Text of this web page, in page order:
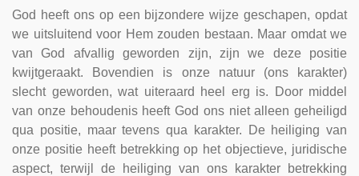
God heeft ons op een bijzondere wijze geschapen, opdat
we uitsluitend voor Hem zouden bestaan. Maar omdat we
van God afvallig geworden zijn, zijn we deze positie
kwijtgeraakt. Bovendien is onze natuur (ons karakter)
slecht geworden, wat uiteraard heel erg is. Door middel
van onze behoudenis heeft God ons niet alleen geheiligd
qua positie, maar tevens qua karakter. De heiliging van
onze positie heeft betrekking op het objectieve, juridische
aspect, terwijl de heiliging van ons karakter betrekking